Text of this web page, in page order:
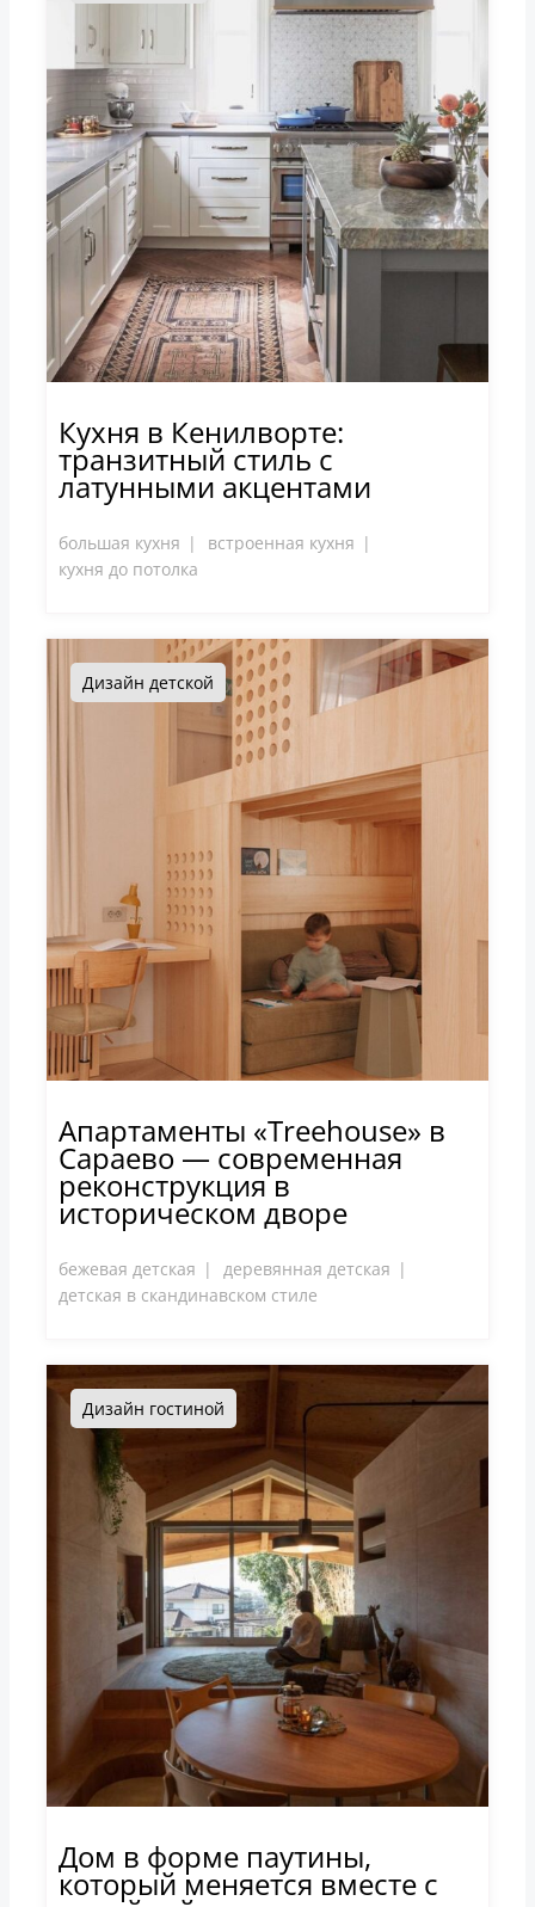
Кухня в Кенилворте:
транзитный стиль с
латунными акцентами
большая кухня
встроенная кухня
кухня до потолка
Дизайн детской
Апартаменты «Treehouse» в
Сараево — современная
реконструкция в
историческом дворе
бежевая детская
деревянная детская
детская в скандинавском стиле
Дизайн гостиной
Дом в форме паутины,
который меняется вместе с